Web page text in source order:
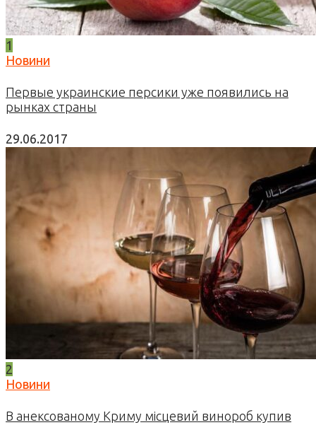
1
Новини
Первые украинские персики уже появились на
рынках страны
29.06.2017
2
Новини
В анексованому Криму місцевий винороб купив